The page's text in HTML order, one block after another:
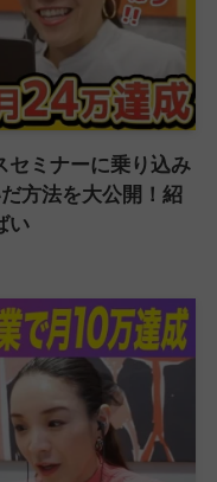
セミナーに乗り込み
方法を大公開！紹
い